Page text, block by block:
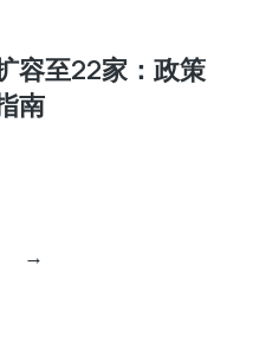
容至22家：政策
南
→